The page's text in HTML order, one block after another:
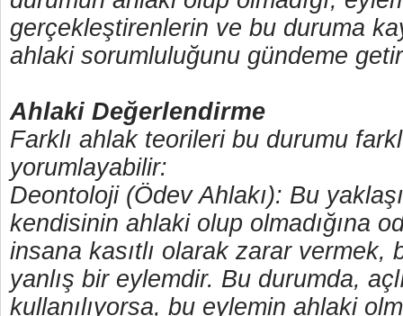
gerçekleştirenlerin ve bu duruma
ahlaki sorumluluğunu gündeme
Ahlaki Değerlendirme
Farklı ahlak teorileri bu durumu
yorumlayabilir:
Deontoloji (Ödev Ahlakı): Bu
kendisinin ahlaki olup olmadığına
insana kasıtlı olarak zarar vermek,
yanlış bir eylemdir. Bu durumda,
kullanılıyorsa, bu eylemin ahlaki